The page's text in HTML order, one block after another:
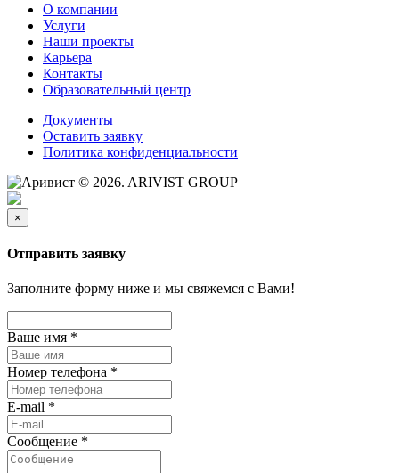
О компании
Услуги
Наши проекты
Карьера
Контакты
Образовательный центр
Документы
Оставить заявку
Политика конфиденциальности
© 2026. ARIVIST GROUP
×
Отправить заявку
Заполните форму ниже и мы свяжемся с Вами!
Ваше имя *
Номер телефона *
E-mail *
Сообщение *